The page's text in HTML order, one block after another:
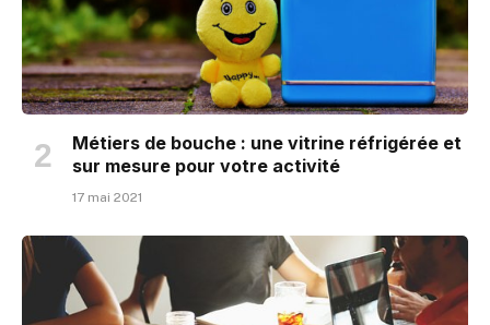
Métiers de bouche : une vitrine réfrigérée et
sur mesure pour votre activité
17 mai 2021